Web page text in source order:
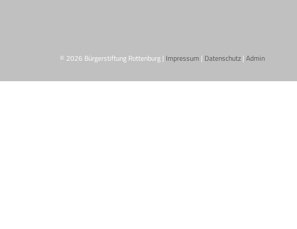
© 2026 Bürgerstiftung Rottenburg | Impressum | Datenschutz | Admin